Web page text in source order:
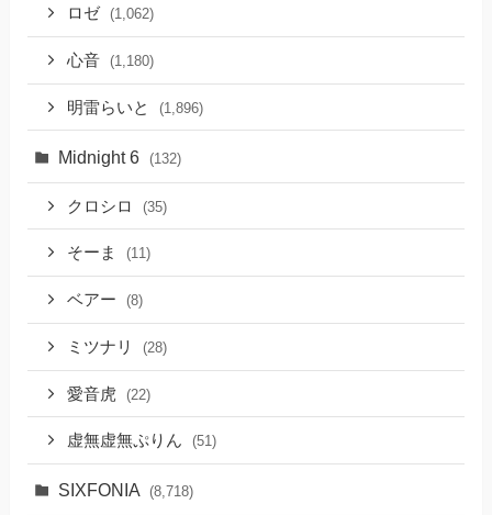
ロゼ (1,062)
心音 (1,180)
明雷らいと (1,896)
Midnight 6 (132)
クロシロ (35)
そーま (11)
ベアー (8)
ミツナリ (28)
愛音虎 (22)
虚無虚無ぷりん (51)
SIXFONIA (8,718)